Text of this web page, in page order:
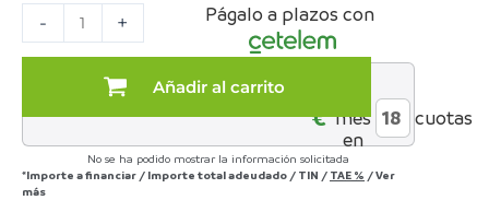
-
RELAX
ELECTRICO
C/
GRIS
CARGADOR
+
Añadir al carrito
Págalo a plazos con
€*mes
en
cuotas
No se ha podido mostrar la información solicitada
*Importe a financiar / Importe total adeudado / TIN / TAE % /Ver
más